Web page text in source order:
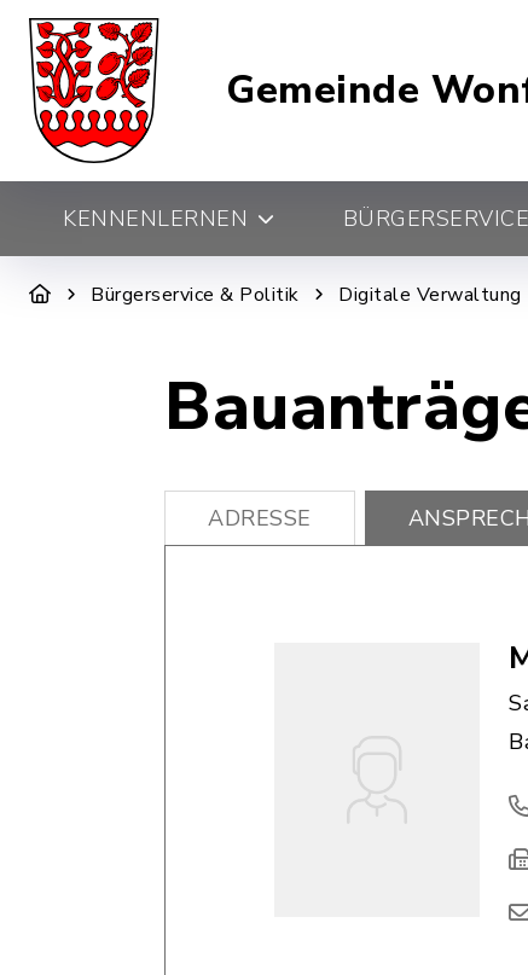
Gemeinde
KENNENLERNEN
Bürgerservice & Politik Digitale Verwaltung
ADRESSE